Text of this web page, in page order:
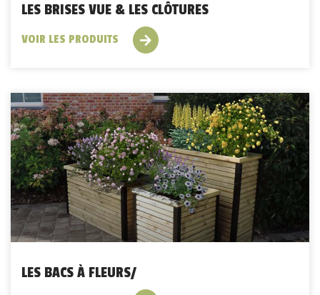
LES BRISES VUE & LES CLÔTURES
VOIR LES PRODUITS
LES BACS À FLEURS/